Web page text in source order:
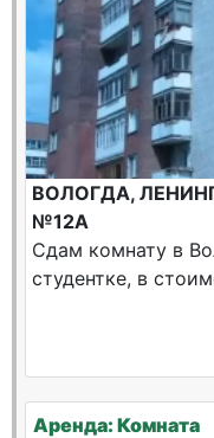
ВОЛОГДА,
№12А
Сдам комнату в
студентке, в
Аренда: Комната